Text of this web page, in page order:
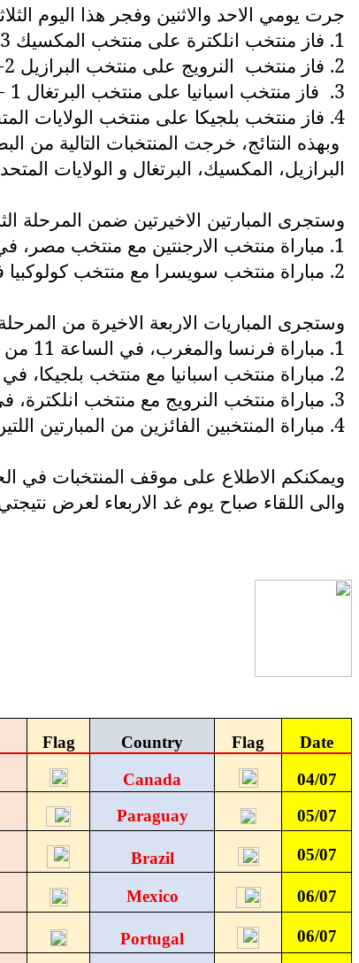
جرت يومي الاحد والاثنين وفجر هذا اليوم الثلاثاء 4 مباريات ضمن بطولة كأس العالم 2026، المرحلة الثالثة (16 منتخب) وكانت النتائج
1. فاز منتخب انلكترة على منتخب المكسيك 3 -2
2. فاز منتخب
النرويج على منتخب البرازيل 2- 1
3.
فاز منتخب اسبانيا على منتخب البرتغال 1 - صفر
4. فاز منتخب بلجيكا على منتخب الولايات المتحدة الامريكية 4 -1
وبهذه النتائج، خرجت المنتخبات التالية من
البرازيل، المكسيك، البرتغال و الولايات
وستجرى المبارتين الاخيرتين ضمن المرحلة
1. مباراة منتخب الارجنتين مع منتخب مصر، في الساعة السابعة من مساء هذا اليوم الثلاثاء
2. مباراة منتخب سويسرا مع منتخب كولوكبيا في الساعة 11 من مساء هذا اليوم
وستجرى المباريات الاربعة الاخيرة من المرحلة الرابعة (8
1. مباراة فرنسا والمغرب، في الساعة 11 من مساء يوم الخميس، 9 تموز
2. مباراة منتخب اسبانيا مع منتخب بلجيكا، في الساعة 10 من مساء يوم الجمعة، 10 تموز
3. مباراة منتخب النرويج مع منتخب انلكترة، في الساعة 12 من يوم الاحد، 12 تموز
4. مباراة المنتخبين الفائزين من المبارتين اللتين ستجريان مساء اليوم، في الساعة الرابعة من عصر يوم الاحد، 12 تموز
ويمكنكم الاطلاع على موقف المنتخبات في
والى اللقاء صباح يوم غد الاربعاء لعرض
Date
Flag
Country
Flag
04/07
Canada
05/07
Paraguay
05/07
Brazil
06/07
Mexico
06/07
Portugal